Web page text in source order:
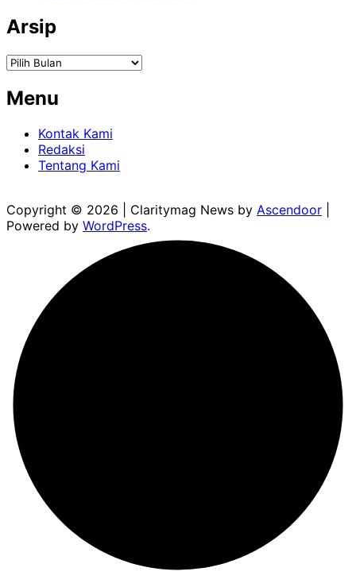
Arsip
Arsip
Menu
Kontak Kami
Redaksi
Tentang Kami
Copyright © 2026 | Claritymag News by Ascendoor
Powered by WordPress.